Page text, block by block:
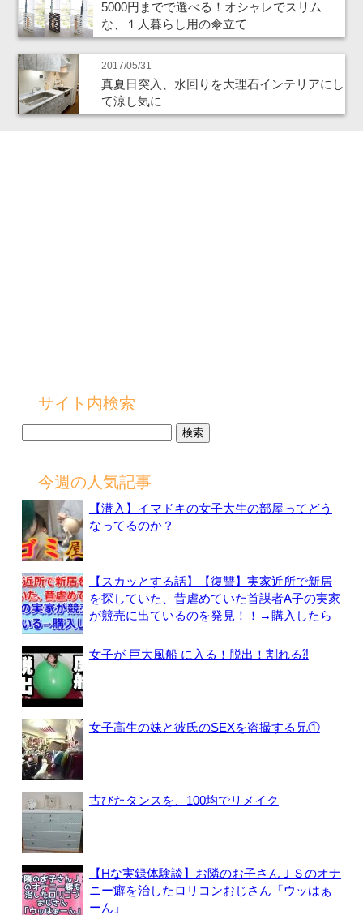
5000円までで選べる！オシャレでスリム
な、１人暮らし用の傘立て
2017/05/31
真夏日突入、水回りを大理石インテリアにし
て涼し気に
サイト内検索
今週の人気記事
【潜入】イマドキの女子大生の部屋ってどう
なってるのか？
【スカッとする話】【復讐】実家近所で新居
を探していた、昔虐めていた首謀者A子の実家
が競売に出ているのを発見！！→購入したら
女子が 巨大風船 に入る！脱出！割れる⁈
女子高生の妹と彼氏のSEXを盗撮する兄①
古びたタンスを、100均でリメイク
【Hな実録体験談】お隣のお子さんＪＳのオナ
ニー癖を治したロリコンおじさん「ウッはぁ
ーん」